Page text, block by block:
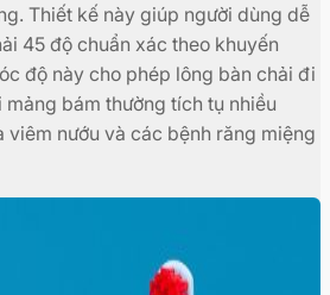
Thiết kế này giúp người dùng dễ
45 độ chuẩn xác theo khuyến
độ này cho phép lông bàn chải đi
mảng bám thường tích tụ nhiều
viêm nướu và các bệnh răng miệng